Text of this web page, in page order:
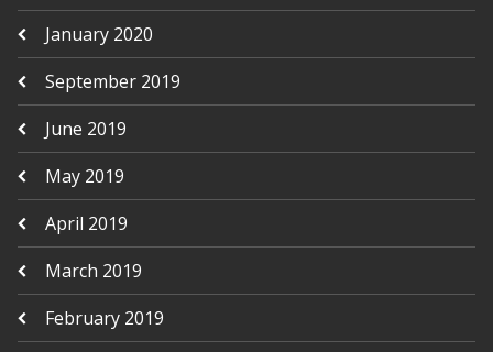
January 2020
September 2019
June 2019
May 2019
April 2019
March 2019
February 2019